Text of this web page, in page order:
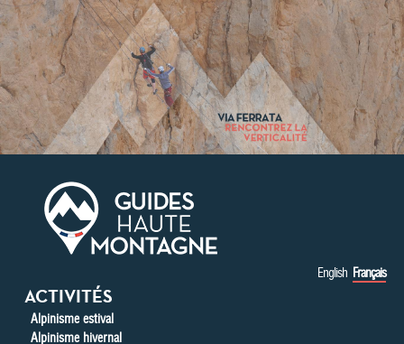
Aller au contenu principal
English Français
ACTIVITÉS
Alpinisme estival
Alpinisme hivernal